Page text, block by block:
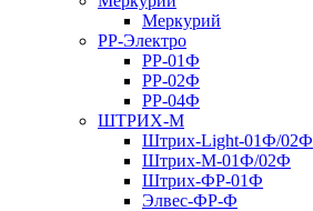
Меркурий
РР-Электро
РР-01Ф
РР-02Ф
РР-04Ф
ШТРИХ-М
Штрих-Light-01Ф/02Ф
Штрих-М-01Ф/02Ф
Штрих-ФР-01Ф
Элвес-ФР-Ф